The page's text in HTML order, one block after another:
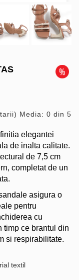
Media: 0 din 5
elegantei
de inalta calitate.
de 7,5 cm
completat de un
asigura o
pentru
cu
timp ce brantul din
si respirabilitate.
textil